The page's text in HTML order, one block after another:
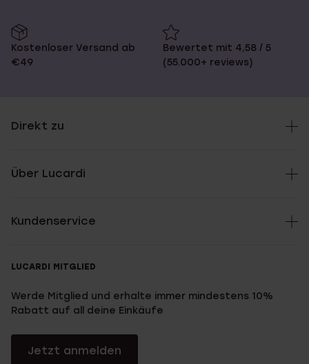
Kostenloser Versand ab
€49
Bewertet mit 4,58 / 5
(55.000+ reviews)
Direkt zu
Über Lucardi
Kundenservice
LUCARDI MITGLIED
Werde Mitglied und erhalte immer mindestens 10%
Rabatt auf all deine Einkäufe
Jetzt anmelden